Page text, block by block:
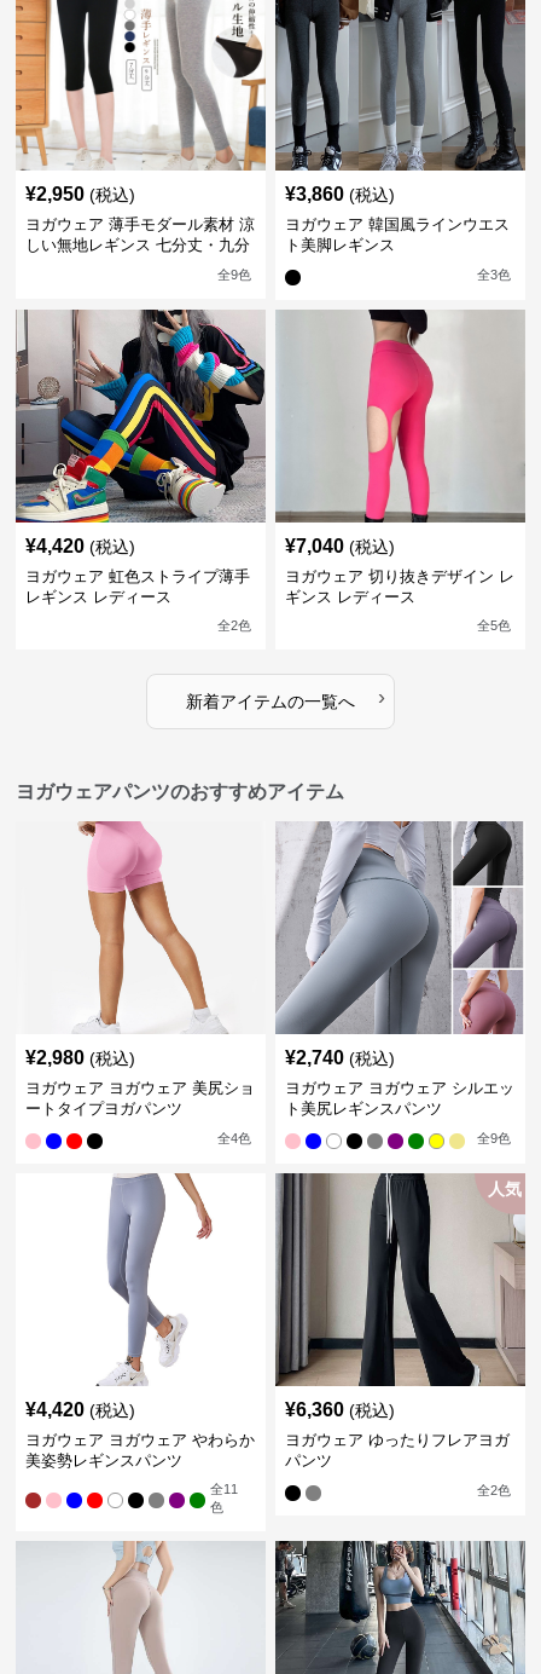
¥2,950 (税込)
ヨガウェア 薄手モダール素材 涼
しい無地レギンス 七分丈・九分
全9色
¥3,860 (税込)
ヨガウェア 韓国風ラインウエス
ト美脚レギンス
全3色
¥4,420 (税込)
ヨガウェア 虹色ストライプ薄手
レギンス レディース
全2色
¥7,040 (税込)
ヨガウェア 切り抜きデザイン レ
ギンス レディース
全5色
新着アイテムの一覧へ ›
ヨガウェアパンツのおすすめアイテム
¥2,980 (税込)
ヨガウェア ヨガウェア 美尻ショ
ートタイプヨガパンツ
全4色
¥2,740 (税込)
ヨガウェア ヨガウェア シルエッ
ト美尻レギンスパンツ
全9色
¥4,420 (税込)
ヨガウェア ヨガウェア やわらか
美姿勢レギンスパンツ
全11
色
人気
¥6,360 (税込)
ヨガウェア ゆったりフレアヨガ
パンツ
全2色